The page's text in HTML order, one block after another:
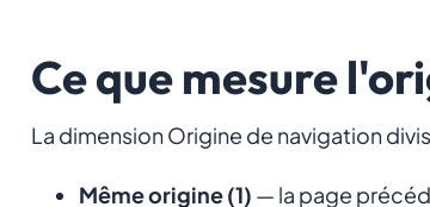
Ce que mesure
La dimension Origine de navigation
Même origine (1) — la page